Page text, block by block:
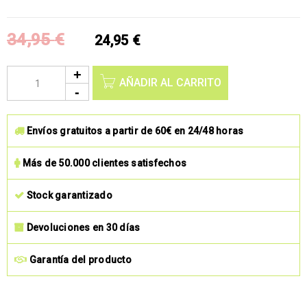
34,95€ 24,95 €
AÑADIR AL CARRITO
Envíos gratuitos a partir de 60€ en 24/48 horas
Más de 50.000 clientes satisfechos
Stock garantizado
Devoluciones en 30 días
Garantía del producto